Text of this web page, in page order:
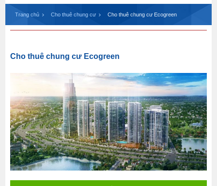
Trang chủ Cho thuê chung cư Cho thuê chung cư Ecogreen
Cho thuê chung cư Ecogreen